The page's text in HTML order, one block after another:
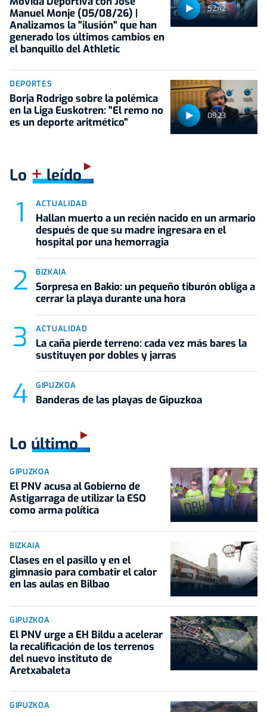
52:42
Manuel Monje (05/08/26) |
Analizamos la "ilusión" que han
generado los últimos cambios en
el banquillo del Athletic
09:23
DEPORTES
Borja Rodrigo sobre la polémica
en la Liga Euskotren: "El remo no
es un deporte aritmético"
Lo +leído
ACTUALIDAD
Hallan muerto a un recién nacido en un armario
después de que su madre ingresara en el
hospital por una hemorragia
BIZKAIA
Sorpresa en Bakio: un pequeño tiburón obliga a
cerrar la playa durante una hora
ACTUALIDAD
La caña pierde terreno: cada vez más bares la
sustituyen por dobles y jarras
GIPUZKOA
Banderas de las playas de Gipuzkoa
Lo último
GIPUZKOA
El PNV acusa al Gobierno de
Astigarraga de utilizar la ESO
como arma política
BIZKAIA
Clases en el pasillo y en el
gimnasio para combatir el calor
en las aulas en Bilbao
GIPUZKOA
El PNV urge a EH Bildu a acelerar
la recalificación de los terrenos
del nuevo instituto de
Aretxabaleta
GIPUZKOA